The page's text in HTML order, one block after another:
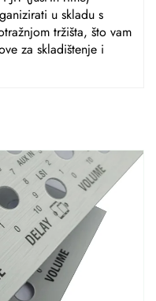
u skladu s
tržišta, što vam
za skladištenje i